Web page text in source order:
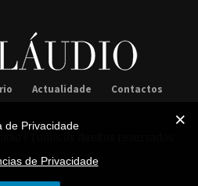
Actualidade Contactos
de Privacidade
de Privacidade